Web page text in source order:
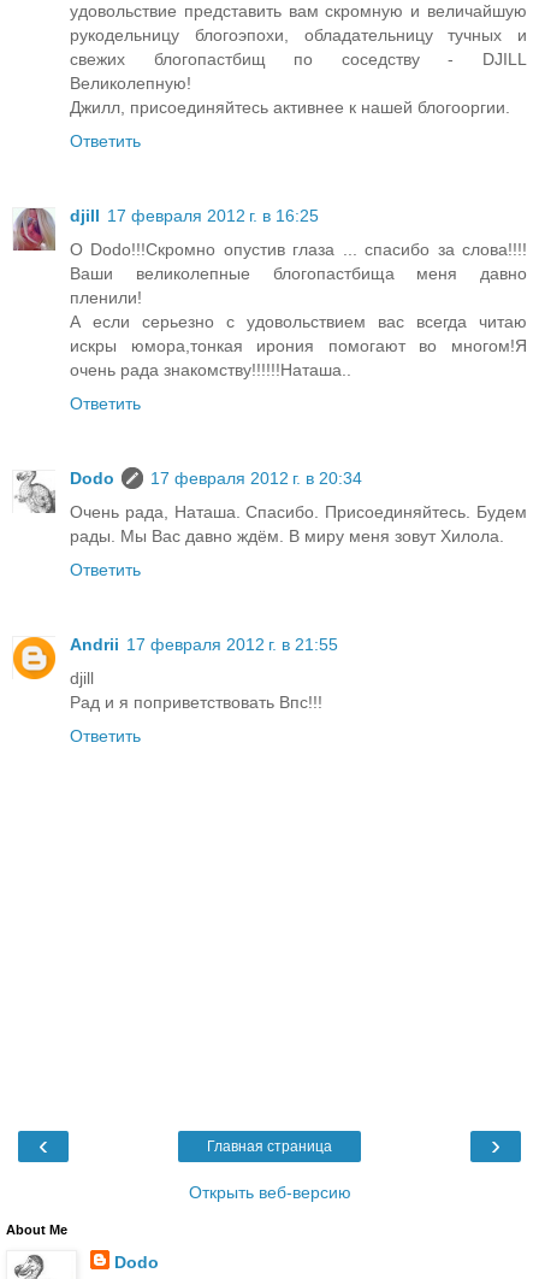
удовольствие представить вам скромную и величайшую
рукодельницу блогоэпохи, обладательницу тучных и
свежих блогопастбищ по соседству - DJILL
Великолепную!
Джилл, присоединяйтесь активнее к нашей блогооргии.
Ответить
djill 17 февраля 2012 г. в 16:25
О Dodo!!!Скромно опустив глаза ... спасибо за слова!!!!
Ваши великолепные блогопастбища меня давно
пленили!
А если серьезно с удовольствием вас всегда читаю
искры юмора,тонкая ирония помогают во многом!Я
очень рада знакомству!!!!!!Наташа..
Ответить
Dodo
17 февраля 2012 г. в 20:34
Очень рада, Наташа. Спасибо. Присоединяйтесь. Будем
рады. Мы Вас давно ждём. В миру меня зовут Хилола.
Ответить
Andrii 17 февраля 2012 г. в 21:55
djill
Рад и я поприветствовать Впс!!!
Ответить
‹ ›
Главная страница
Открыть веб-версию
About Me
Dodo